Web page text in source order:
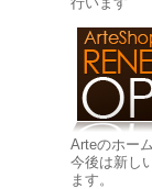
Arteのホー
今後は新し
ます。